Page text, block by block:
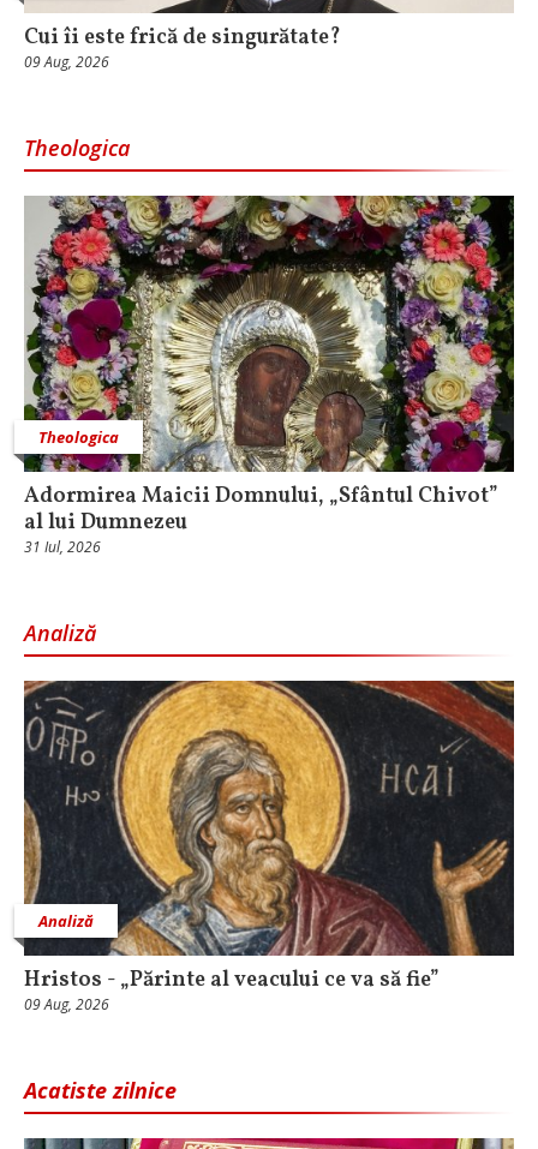
Cui îi este frică de singurătate?
09 Aug, 2026
Theologica
Theologica
Adormirea Maicii Domnului, „Sfântul Chivot”
al lui Dumnezeu
31 Iul, 2026
Analiză
Analiză
Hristos - „Părinte al veacului ce va să fie”
09 Aug, 2026
Acatiste zilnice